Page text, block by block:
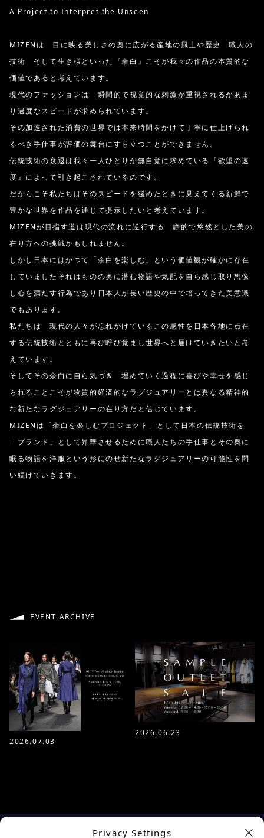
Privacy Settings
A Project to Interpret the Unseen
MIZENは 目に映る美しさの奥に広がる産地の風土や歴史 職人の
技術 そして生き様といった『余白』こそが我々の作品の本質的な
価値であると考えています。
現代のファッションは 瞬間的で視覚的な刺激が重視されるがあま
り過度なスピードが求められています。
その加速された消費の世界では本来時間をかけて丁寧に仕上げられ
るべき手仕事が評価の舞台にすら立つことができません。
伝統技術の衰退は我々一人ひとりが無自覚に求めている『欲望の速
度』によって引き起こされているのです。
だからこそ私たちはそのスピードを緩めたときに見えてくる新鮮で
豊かな世界を作品を通じて提示したいと考えています。
MIZENが目指す道は現代の流れに逆行する 静的で悠然とした美の
在り方への挑戦かもしれません。
しかし日本にはかつて「余白を楽しむ」という価値観が確かに存在
していましたそれはものの奥に潜む物語や気配を自ら感じ取り想像
し心を満たす行為であり日本人が長い歴史の中で培ってきた美意識
でもあります。
私たちは 現代の人々が忘れかけているこの感性を日本各地に点在
する伝統技術とともに再び呼び覚まし世界へと届けていきたいと考
えています。
そしてその余白に自ら気づき 埋めていく過程に喜びや幸せを感じ
られることこそが物質的経済的なラグジュアリーとは異なる精神的
な新たなラグジュアリーの在り方だと信じています。
MIZENは「余白を楽しむプロジェクト」として日本の伝統技術を
「ブランド」として昇華させるために職人たちの手仕事とその奥に
眠る物語を洋服という形にのせ新たなラグジュアリーの可能性を問
い続けていきます。
EVENT ARCHIVE
2026.07.03
2026.06.23
余白を楽しむプロジェクト